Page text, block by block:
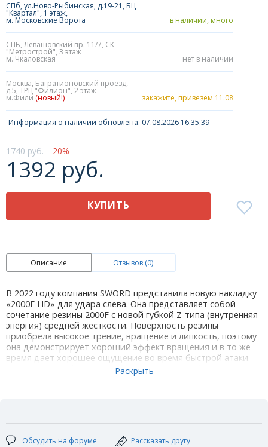
СПб, ул.Ново-Рыбинская, д.19-21, БЦ
"Квартал", 1 этаж,
м. Московские Ворота в наличии, много
СПБ, Левашовский пр. 11/7, СК
"Метрострой", 3 этаж
м. Чкаловская нет в наличии
Москва, Багратионовский проезд,
д.5, ТРЦ "Филион", 2 этаж
м.Фили (новый!) закажите, привезем 11.08
Информация о наличии обновлена: 07.08.2026 16:35:39
1740 руб. 20
1392 руб.
КУПИТЬ
Описание Отзывов (0)
В 2022 году компания SWORD представила новую накладку
«2000F HD» для удара слева. Она представляет собой
сочетание резины 2000F с новой губкой Z-типа (внутренняя
энергия) средней жесткости. Поверхность резины
приобрела высокое трение, вращение и липкость, поэтому
она демонстрирует хороший эффект вращения и в то же
время дает хорошее ощущение во время быстрой атаки.
Накладка Sword 2000F HD была сделана для бэкхенда, но не
только для бэкхенда с европейской хваткой, но и для
силы в ближне-средней зоне игровой площадки стола,
подходит для игроков с хорошей быстрой атакой слева.
Характеристики от производителя:
Обсудить на форуме Рассказать другу